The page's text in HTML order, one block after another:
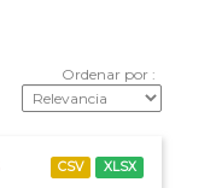
Ordenar por
CSV XLSX